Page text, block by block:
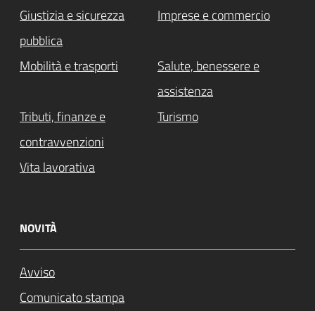
Giustizia e sicurezza
pubblica
Imprese e commercio
Mobilità e trasporti
Salute, benessere e
assistenza
Tributi, finanze e
contravvenzioni
Turismo
Vita lavorativa
NOVITÀ
Avviso
Comunicato stampa